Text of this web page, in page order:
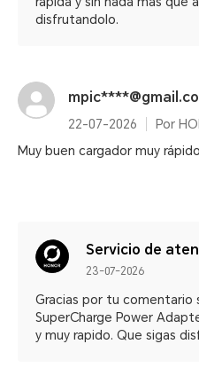
disfrutandolo.
22-07-2026
Muy buen cargador muy rápido
Servicio de
23-07-2026
Gracias por tu comentario
SuperCharge Power
y muy rapido. Que sigas